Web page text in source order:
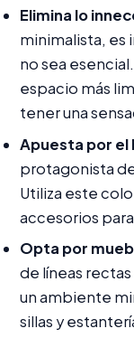
Elimina lo
minimalista,
no sea
espacio más
tener una
Apuesta por el
protagonista
Utiliza este
accesorios
Opta por
de líneas
un ambiente
sillas y